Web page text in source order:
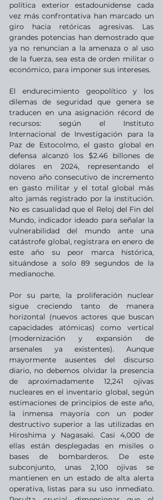
política exterior estadounidense cada
vez más confrontativa han marcado un
giro hacia retóricas agresivas. Las
grandes potencias han demostrado que
ya no renuncian a la amenaza o al uso
de la fuerza, sea esta de orden militar o
económico, para imponer sus intereses.
El endurecimiento geopolítico y los
dilemas de seguridad que genera se
traducen en una asignación récord de
recursos: según el Instituto
Internacional de Investigación para la
Paz de Estocolmo, el gasto global en
defensa alcanzó los $2.46 billones de
dólares en 2024, representando el
noveno año consecutivo de incremento
en gasto militar y el total global más
alto jamás registrado por la institución.
No es casualidad que el Reloj del Fin del
Mundo, indicador ideado para señalar la
vulnerabilidad del mundo ante una
catástrofe global, registrara en enero de
este año su peor marca histórica,
situándose a solo 89 segundos de la
medianoche.
Por su parte, la proliferación nuclear
sigue creciendo tanto de manera
horizontal (nuevos actores que buscan
capacidades atómicas) como vertical
(modernización y expansión de
arsenales ya existentes). Aunque
mayormente ausentes del discurso
diario, no debemos olvidar la presencia
de aproximadamente 12,241 ojivas
nucleares en el inventario global, según
estimaciones de principios de este año,
la inmensa mayoría con un poder
destructivo superior a las utilizadas en
Hiroshima y Nagasaki. Casi 4,000 de
ellas están desplegadas en misiles o
bases de bombarderos. De este
subconjunto, unas 2,100 ojivas se
mantienen en un estado de alta alerta
operativa, listas para su uso inmediato.